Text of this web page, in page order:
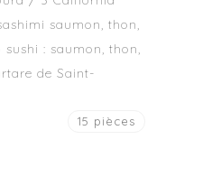
saumon, thon,
: saumon, thon,
de Saint-
15 pièces